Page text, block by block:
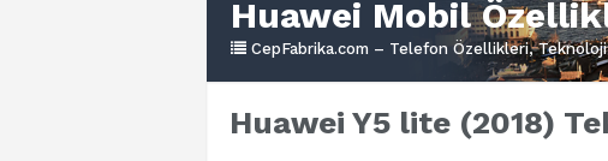
Huawei Mobil
CepFabrika.com – Telefon Özellikleri,
Huawei Y5 lite (2018)